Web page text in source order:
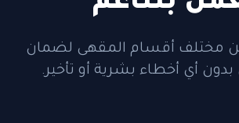
مختلف أقسام المقهى لضمان
أي أخطاء بشرية أو تأخير.